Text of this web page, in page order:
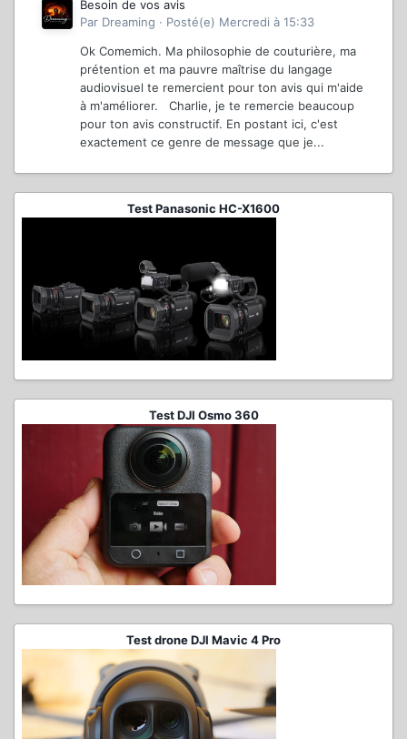
Besoin de vos avis
Par Dreaming · Posté(e) Mercredi à 15:33
Ok Comemich. Ma philosophie de couturière, ma
prétention et ma pauvre maîtrise du langage
audiovisuel te remercient pour ton avis qui m'aide
à m'améliorer. Charlie, je te remercie beaucoup
pour ton avis constructif. En postant ici, c'est
exactement ce genre de message que je...
Test Panasonic HC-X1600
Test DJI Osmo 360
Test drone DJI Mavic 4 Pro